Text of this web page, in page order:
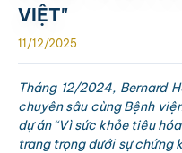
VIỆT"
11/12/2025
Tháng 12/2024, Bernard
chuyên sâu cùng Bệnh
dự án “Vì sức khỏe tiêu
trang trọng dưới sự chứng